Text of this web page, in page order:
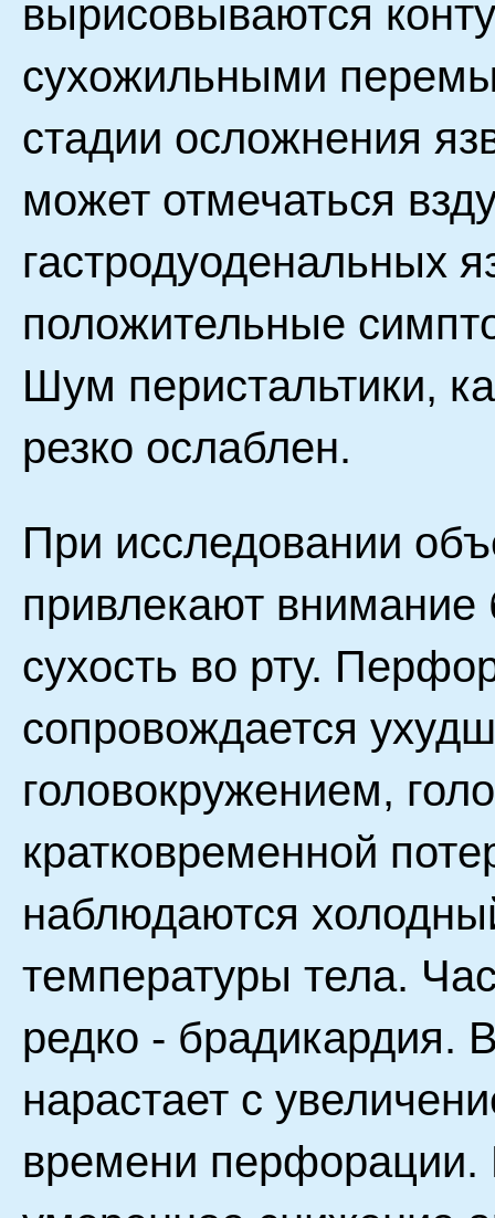
вырисовываются
сухожильными
стадии осложнения
может отмечаться
гастродуоденальных
положительные
Шум перистальтики,
резко ослаблен.
При исследовании
привлекают внимание
сухость во рту.
сопровождается
головокружением,
кратковременной
наблюдаются
температуры тела.
редко - брадикардия.
нарастает с
времени перфорации.